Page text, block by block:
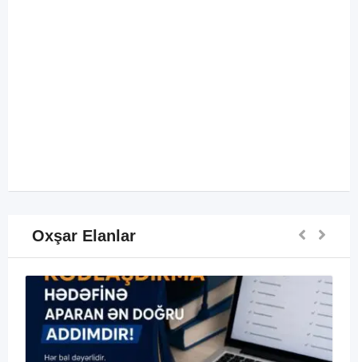
Oxşar Elanlar